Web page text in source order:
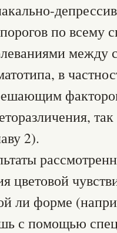
по всему
между
в
2).
цветовой
ли форме
с помощью